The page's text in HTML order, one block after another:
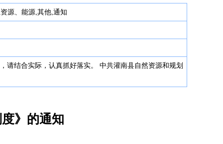
源、能源,其他,通知
请结合实际，认真抓好落实。 中共灌南县自然资源和规划
》的通知